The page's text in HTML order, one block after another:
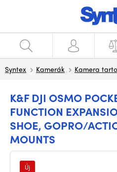
Syntex Kamerák Kamera
K&F DJI OSMO
FUNCTION
SHOE, GOPRO/
MOUNTS
Új